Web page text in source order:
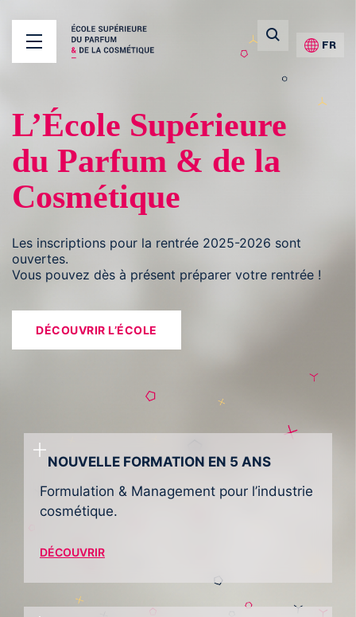
FR
L’École Supérieure
du Parfum & de la
Cosmétique
Les inscriptions pour la rentrée 2025-2026 sont
ouvertes.
Vous pouvez dès à présent préparer votre rentrée !
DÉCOUVRIR L’ÉCOLE
NOUVELLE FORMATION EN 5 ANS
Formulation & Management pour l’industrie
cosmétique.
DÉCOUVRIR